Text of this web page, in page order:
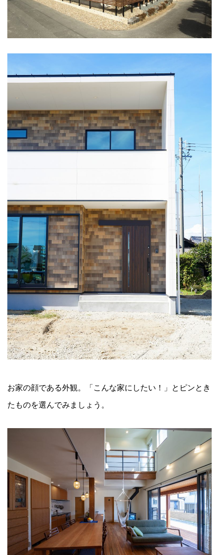
お家の顔である外観。「こんな家にしたい！」とピンとき
たものを選んでみましょう。